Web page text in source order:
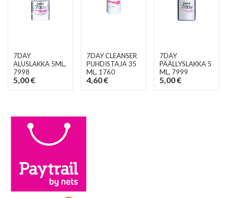
7DAY
ALUSLAKKA 5ML,
7998
5,00 €
7DAY CLEANSER
PUHDISTAJA 35
ML, 1760
4,60 €
7DAY
PÄÄLLYSLAKKA 5
ML, 7999
5,00 €